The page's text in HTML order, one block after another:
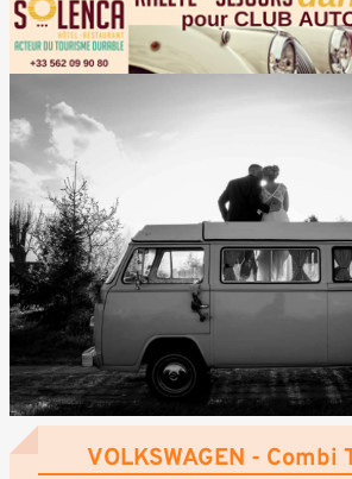
VOLKSWAGEN - Combi